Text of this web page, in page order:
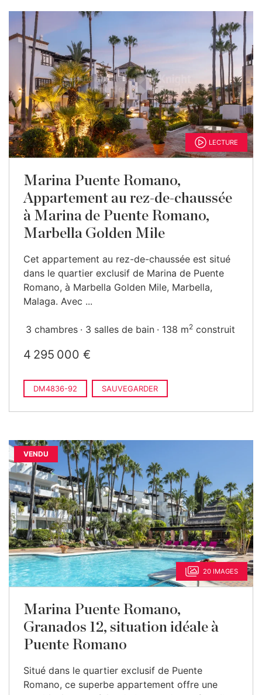
LECTURE
Marina Puente Romano,
Appartement au rez-de-chaussée
à Marina de Puente Romano,
Marbella Golden Mile
Cet appartement au rez-de-chaussée est situé
dans le quartier exclusif de Marina de Puente
Romano, à Marbella Golden Mile, Marbella,
Malaga. Avec ...
3 chambres 3 salles de bain 138 m2 construit
4 295 000 €
DM4836-92 SAUVEGARDER
VENDU
20 IMAGES
Marina Puente Romano,
Granados 12, situation idéale à
Puente Romano
Situé dans le quartier exclusif de Puente
Romano, ce superbe appartement offre une